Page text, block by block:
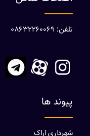
تلفن: 08632260069
پیوند ها
شهرداری اراک